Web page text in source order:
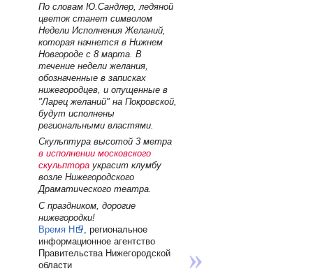
По словам Ю.Сандлер, ледяной
цветок станет символом
Недели Исполнения Желаний,
которая начнется в Нижнем
Новгороде с 8 марта. В
течение недели желания,
обозначенные в записках
нижегородцев, и опущенные в
"Ларец желаний" на Покровской,
будут исполнены
региональными властями.
Скульптура высотой 3 метра
в исполнении московского
скульптора украсит клумбу
возле Нижегородского
Драматического театра.
С праздником, дорогие
нижегородки!
Время Н
, региональное
информационное агентство
Правительства Нижегородской
области